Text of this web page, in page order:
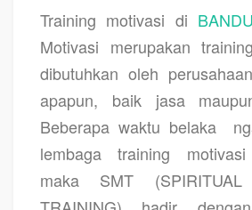
Training motivasi di
Motivasi merupakan
dibutuhkan oleh
apapun, baik jasa
Beberapa waktu belaka
lembaga training motivasi
maka SMT (SPIRITUAL